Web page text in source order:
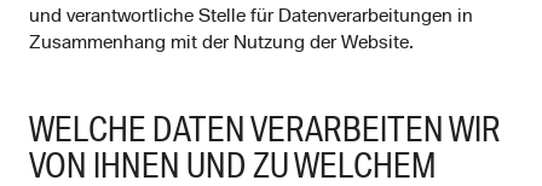
und verantwortliche Stelle für Datenverarbeitungen in
Zusammenhang mit der Nutzung der Website.
WELCHE DATEN VERARBEITEN WIR
VON IHNEN UND ZU WELCHEM